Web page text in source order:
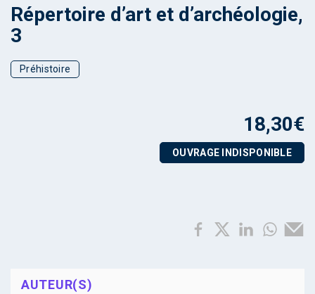
Répertoire d’art et d’archéologie,
3
Préhistoire
18,30€
OUVRAGE INDISPONIBLE
AUTEUR(S)